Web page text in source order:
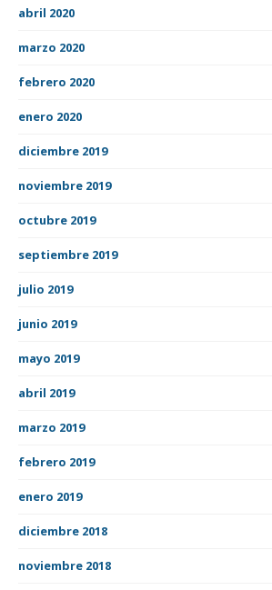
abril 2020
marzo 2020
febrero 2020
enero 2020
diciembre 2019
noviembre 2019
octubre 2019
septiembre 2019
julio 2019
junio 2019
mayo 2019
abril 2019
marzo 2019
febrero 2019
enero 2019
diciembre 2018
noviembre 2018